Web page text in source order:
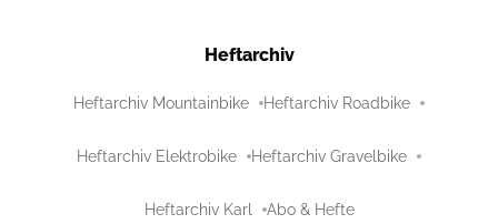
Heftarchiv
Heftarchiv Mountainbike Heftarchiv Roadbike
Heftarchiv Elektrobike Heftarchiv Gravelbike
Heftarchiv Karl Abo & Hefte